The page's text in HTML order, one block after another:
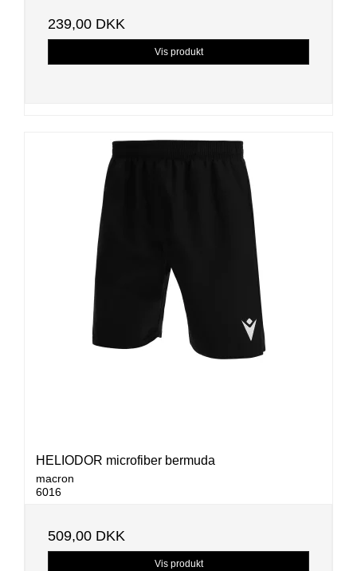
239,00 DKK
Vis produkt
HELIODOR microfiber bermuda
macron
6016
509,00 DKK
Vis produkt